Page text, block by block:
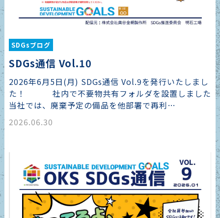
SDGsブログ
SDGs通信 Vol.10
2026年6月5日(月) SDGs通信 Vol.9を発行いたしまし
た！ 社内で不要物共有フォルダを設置しました
当社では、廃棄予定の備品を他部署で再利…
2026.06.30